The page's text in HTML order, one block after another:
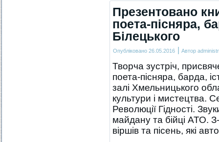
Презентовано
поета-пісняра,
Білецького
Опубліковано 26.05.2016 | Автор
Творча зустріч,
поета-пісняра, барда,
залі Хмельницького
культури і мистецтва.
Революції Гідності.
майдану та бійці АТО.
віршів та пісень, які